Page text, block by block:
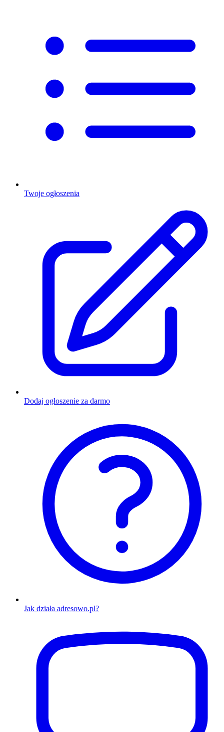
Twoje ogłoszenia
Dodaj ogłoszenie za darmo
Jak działa adresowo.pl?